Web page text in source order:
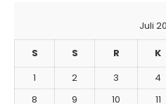
Juli
S S R K
1
2 3 4
8
9 10 11